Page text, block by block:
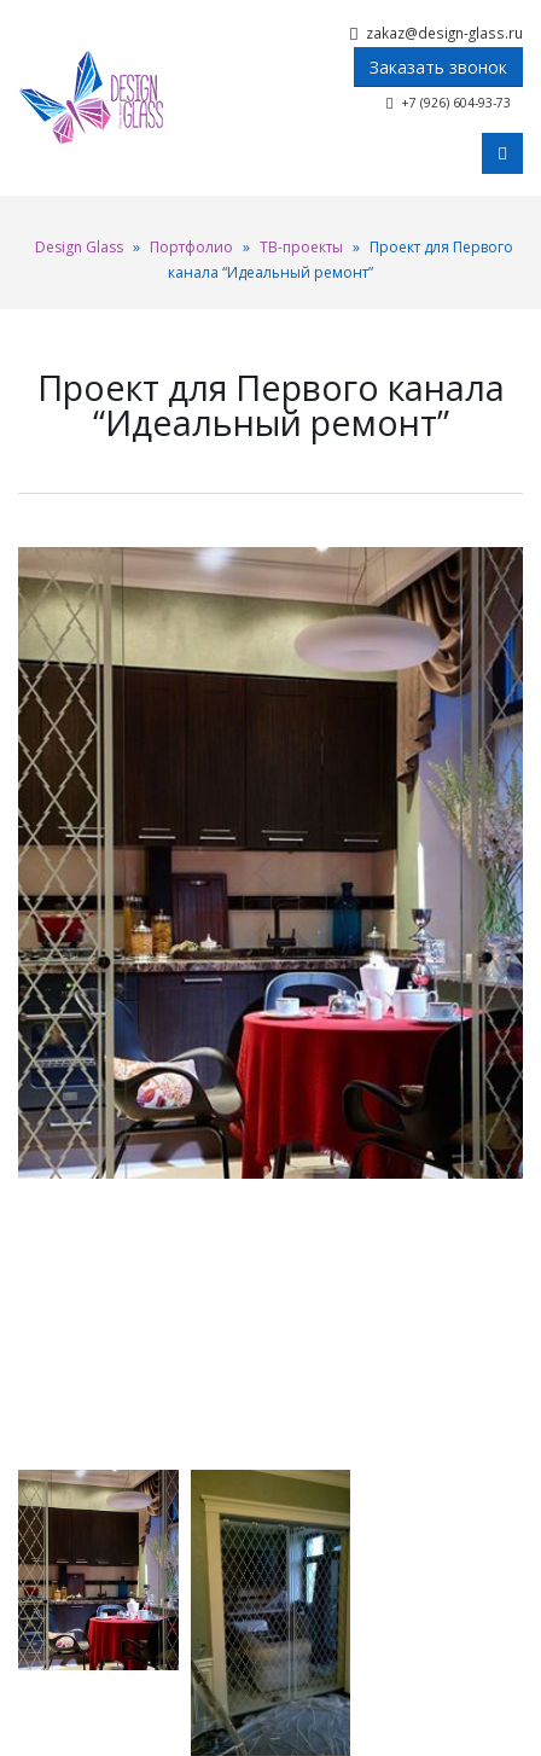
zakaz@design-glass.ru
Заказать звонок
+7 (926) 604-93-73
Design Glass » Портфолио » ТВ-проекты » Проект для Первого
канала “Идеальный ремонт”
Проект для Первого канала
“Идеальный ремонт”